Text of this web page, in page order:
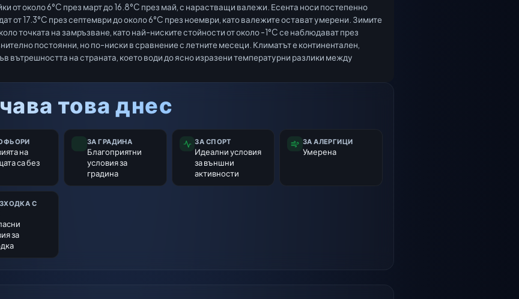
от около 6°C през март до 16.8°C през май, с нарастващи валежи. Есента носи постепенно
от 17.3°C през септември до около 6°C през ноември, като валежите остават умерени. Зимите
точката на замръзване, като най-ниските стойности от около -1°C се наблюдават през
постоянни, но по-ниски в сравнение с летните месеци. Климатът е континентален,
вътрешността на страната, което води до ясно изразени температурни разлики между
това днес
на
са без
ЗА ГРАДИНА
Благоприятни
условия за
градина
ЗА СПОРТ
Идеални условия
за външни
активности
ЗА АЛЕРГИЦИ
Умерена
С
за